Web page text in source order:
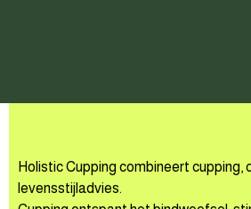
Holistic Cupping combineert cupping,
levensstijladvies.